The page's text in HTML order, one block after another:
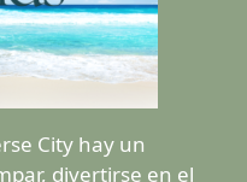
City hay un
divertirse en el